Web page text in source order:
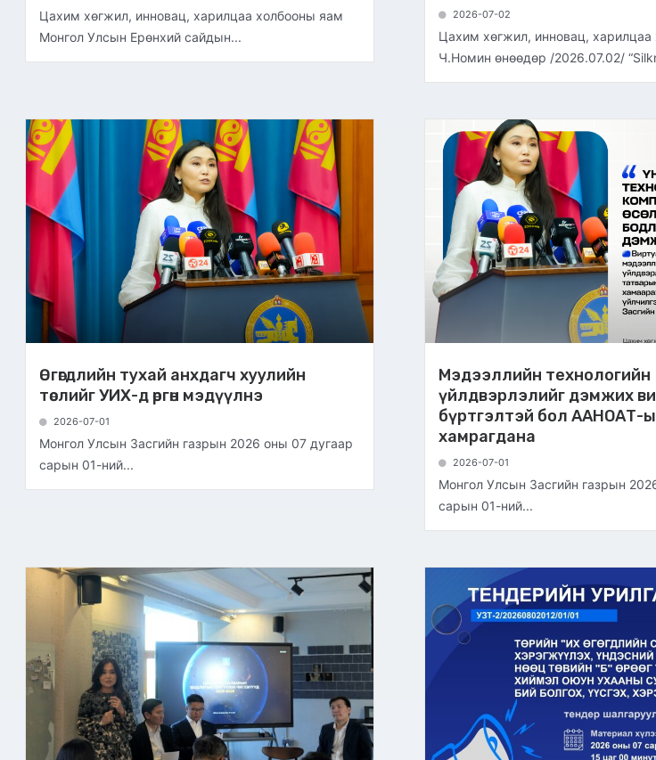
Цахим хөгжил, инновац, харилцаа холбооны яам
Монгол Улсын Ерөнхий сайдын...
2026-07-02
Цахим хөгжил, инновац, харилцаа
Ч.Номин өнөөдөр /2026.07.02/
Өгөгдлийн тухай анхдагч хуулийн
төслийг УИХ-д өргөн мэдүүлнэ
2026-07-01
Монгол Улсын Засгийн газрын 2026 оны 07 дугаар
сарын 01-ний...
Мэдээллийн технологийн
үйлдвэрлэлийг дэмжих
бүртгэлтэй бол ААНОАТ-ын
хамрагдана
2026-07-01
Монгол Улсын Засгийн газрын
сарын 01-ний...